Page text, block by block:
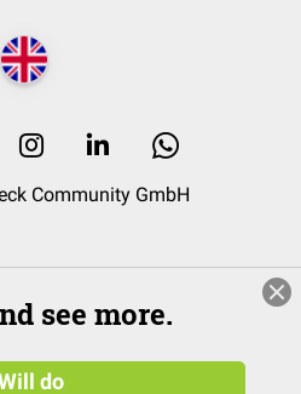
Community GmbH
see more.
do